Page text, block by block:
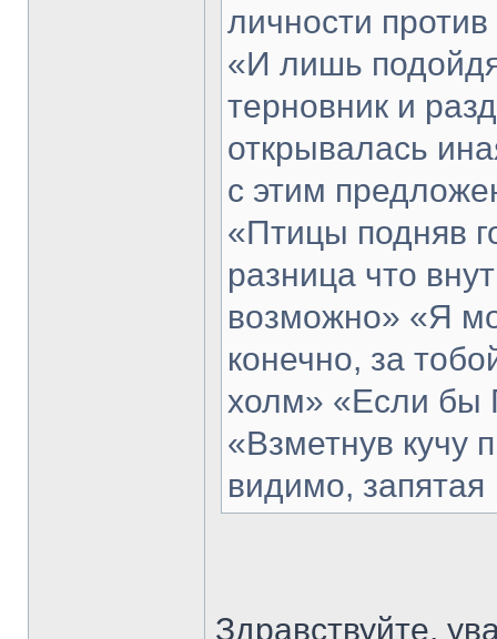
личности
«И лишь
терновник и
открывалась
с этим
«Птицы подняв
разница что
возможно» «Я
конечно, за
холм» «Если бы
«Взметнув кучу
видимо, запятая
Здравствуйте,